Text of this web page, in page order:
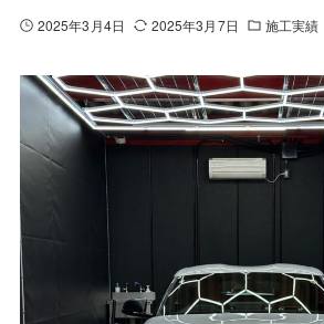
2025年3月4日 2025年3月7日 施工実績